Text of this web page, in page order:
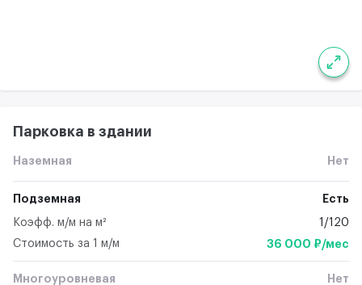
Парковка в здании
Наземная Нет
Подземная Есть
Коэфф. м/м на м²
1/120
Стоимость за 1 м/м
36 000 ₽/мес
Многоуровневая Нет